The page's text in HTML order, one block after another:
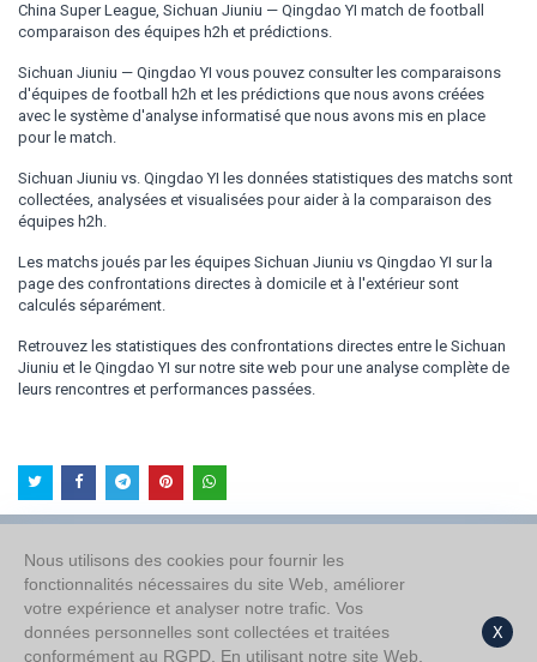
China Super League, Sichuan Jiuniu — Qingdao YI match de football
comparaison des équipes h2h et prédictions.
Sichuan Jiuniu — Qingdao YI vous pouvez consulter les comparaisons
d'équipes de football h2h et les prédictions que nous avons créées
avec le système d'analyse informatisé que nous avons mis en place
pour le match.
Sichuan Jiuniu vs. Qingdao YI les données statistiques des matchs sont
collectées, analysées et visualisées pour aider à la comparaison des
équipes h2h.
Les matchs joués par les équipes Sichuan Jiuniu vs Qingdao YI sur la
page des confrontations directes à domicile et à l'extérieur sont
calculés séparément.
Retrouvez les statistiques des confrontations directes entre le Sichuan
Jiuniu et le Qingdao YI sur notre site web pour une analyse complète de
leurs rencontres et performances passées.
À propos de nous
Politique de confidentialité
Nous utilisons des cookies pour fournir les
fonctionnalités nécessaires du site Web, améliorer
votre expérience et analyser notre trafic. Vos
données personnelles sont collectées et traitées
conformément au RGPD. En utilisant notre site Web,
X